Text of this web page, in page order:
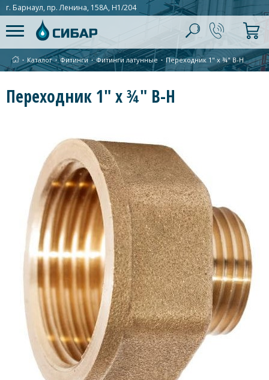
г. Барнаул, пр. Ленина, 158А, Н1/204
∙ Каталог ∙Фитинги ∙Фитинги латунные ∙ Переходник 1" х ¾" В-Н
Переходник 1" х ¾" В-Н